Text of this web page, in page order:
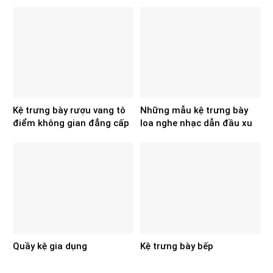
Kệ trưng bày rượu vang tô
điểm không gian đẳng cấp
Những mẫu kệ trưng bày
loa nghe nhạc dẫn đầu xu
Quầy kệ gia dụng Kệ trưng bày bếp